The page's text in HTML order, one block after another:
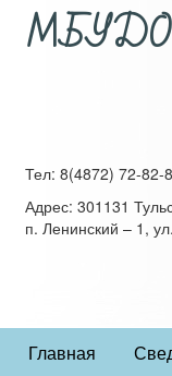
МБУДО
Тел: 8(4872) 72-82-
Адрес: 301131
п. Ленинский – 1,
Главная